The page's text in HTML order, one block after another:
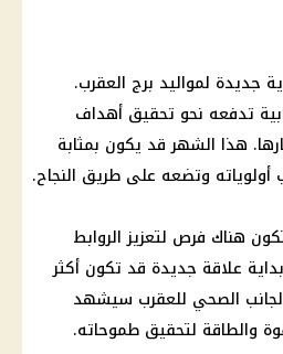
يمثل بداية جديدة لمواليد برج العقرب.
تدفعه نحو تحقيق أهداف
هذا الشهر قد يكون بمثابة
أولوياته وتضعه على طريق النجاح.
هناك فرص لتعزيز الروابط
علاقة جديدة قد تكون أكثر
الصحي للعقرب سيشهد
والطاقة لتحقيق طموحاته.